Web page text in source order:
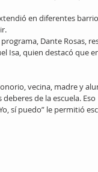
en diferentes
Dante Rosas,
Isa, quien destacó que
vecina, madre y
de la escuela.
sí puedo” le permitió